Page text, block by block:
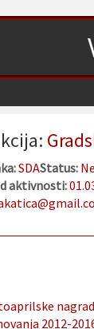
SDAStatus:
aktivnosti:
2012-